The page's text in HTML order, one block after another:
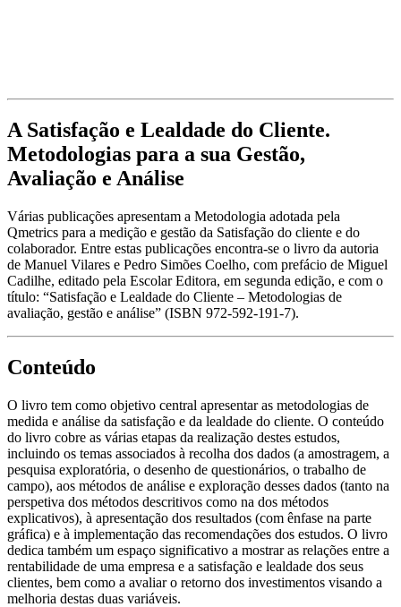
A Satisfação e Lealdade do Cliente.
Metodologias para a sua Gestão,
Avaliação e Análise
Várias publicações apresentam a Metodologia adotada pela
Qmetrics para a medição e gestão da Satisfação do cliente e do
colaborador. Entre estas publicações encontra-se o livro da autoria
de Manuel Vilares e Pedro Simões Coelho, com prefácio de Miguel
Cadilhe, editado pela Escolar Editora, em segunda edição, e com o
título: “Satisfação e Lealdade do Cliente – Metodologias de
avaliação, gestão e análise” (ISBN 972-592-191-7).
Conteúdo
O livro tem como objetivo central apresentar as metodologias de
medida e análise da satisfação e da lealdade do cliente. O conteúdo
do livro cobre as várias etapas da realização destes estudos,
incluindo os temas associados à recolha dos dados (a amostragem, a
pesquisa exploratória, o desenho de questionários, o trabalho de
campo), aos métodos de análise e exploração desses dados (tanto na
perspetiva dos métodos descritivos como na dos métodos
explicativos), à apresentação dos resultados (com ênfase na parte
gráfica) e à implementação das recomendações dos estudos. O livro
dedica também um espaço significativo a mostrar as relações entre a
rentabilidade de uma empresa e a satisfação e lealdade dos seus
clientes, bem como a avaliar o retorno dos investimentos visando a
melhoria destas duas variáveis.